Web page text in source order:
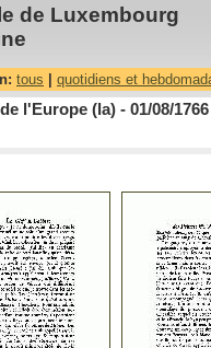
de Luxembourg
tous quotidiens et
l'Europe (la) - 01/08/1766